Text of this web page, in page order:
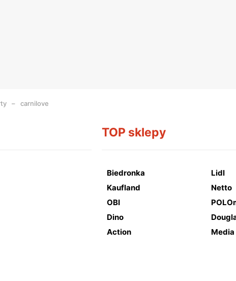
carnilove
TOP sklepy
Biedronka Lidl
Kaufland
Netto
OBI
Dino
Action